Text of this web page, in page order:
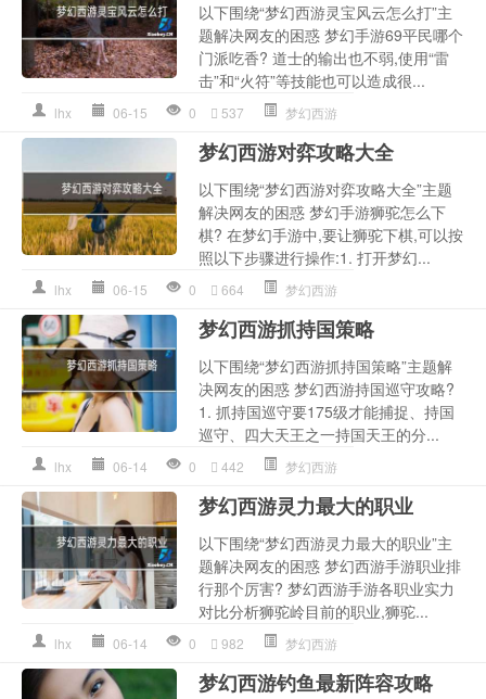
以下围绕“梦幻西游灵宝风云怎么打”主
题解决网友的困惑 梦幻手游69平民哪个
门派吃香? 道士的输出也不弱,使用“雷
击”和“火符”等技能也可以造成很...
lhx 06-15 0 537 梦幻西游
梦幻西游对弈攻略大全
以下围绕“梦幻西游对弈攻略大全”主题
解决网友的困惑 梦幻手游狮驼怎么下
棋? 在梦幻手游中,要让狮驼下棋,可以按
照以下步骤进行操作:1. 打开梦幻...
lhx 06-15 0 664 梦幻西游
梦幻西游抓持国策略
以下围绕“梦幻西游抓持国策略”主题解
决网友的困惑 梦幻西游持国巡守攻略?
1. 抓持国巡守要175级才能捕捉、持国
巡守、四大天王之一持国天王的分...
lhx 06-14 0 442 梦幻西游
梦幻西游灵力最大的职业
以下围绕“梦幻西游灵力最大的职业”主
题解决网友的困惑 梦幻西游手游职业排
行那个厉害? 梦幻西游手游各职业实力
对比分析狮驼岭目前的职业,狮驼...
lhx 06-14 0 982 梦幻西游
梦幻西游钓鱼最新阵容攻略